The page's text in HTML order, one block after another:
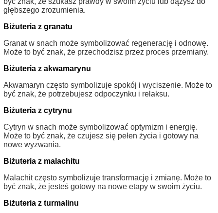
głębszego zrozumienia.
Biżuteria z granatu
Granat w snach może symbolizować regenerację i odnowę.
Może to być znak, że przechodzisz przez proces przemiany.
Biżuteria z akwamarynu
Akwamaryn często symbolizuje spokój i wyciszenie. Może to
być znak, że potrzebujesz odpoczynku i relaksu.
Biżuteria z cytrynu
Cytryn w snach może symbolizować optymizm i energię.
Może to być znak, że czujesz się pełen życia i gotowy na
nowe wyzwania.
Biżuteria z malachitu
Malachit często symbolizuje transformację i zmianę. Może to
być znak, że jesteś gotowy na nowe etapy w swoim życiu.
Biżuteria z turmalinu